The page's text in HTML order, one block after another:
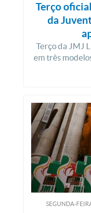
Terço
da
Terço da JMJ
em três
SEGUNDA-